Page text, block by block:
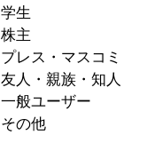
学生
株主
プレス・マスコミ
友人・親族・知人
一般ユーザー
その他